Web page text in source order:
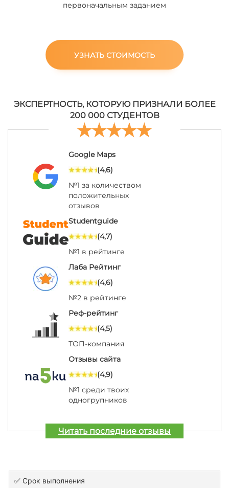
первоначальным заданием
УЗНАТЬ СТОИМОСТЬ
ЭКСПЕРТНОСТЬ, КОТОРУЮ ПРИЗНАЛИ БОЛЕЕ
200 000 СТУДЕНТОВ
Google Maps
(4,6)
№1 за количеством
положительных
отзывов
Studentguide
(4,7)
№1 в рейтинге
Лаба Рейтинг
(4,6)
№2 в рейтинге
Реф-рейтинг
(4,5)
ТОП-компания
Отзывы сайта
(4,9)
№1 среди твоих
одногрупников
Читать последние отзывы
✅ Срок выполнения